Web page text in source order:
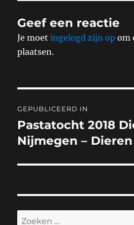
Geef een reactie
Je moetingelogd zijn op om
plaatsen.
navigatie
GEPUBLICEERD IN
Pastatocht 2018
Nijmegen – Dieren
Zoeken